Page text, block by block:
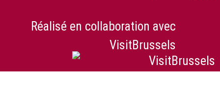
Réalisé en collaboration avec
VisitBrussels